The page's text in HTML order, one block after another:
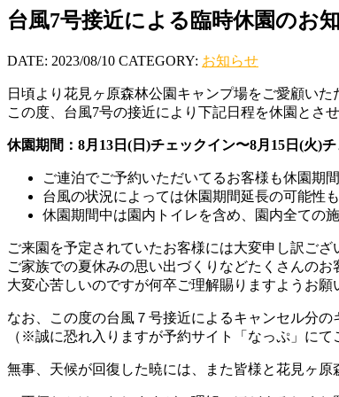
台風7号接近による臨時休園のお
DATE: 2023/08/10 CATEGORY: お知らせ
日頃より花見ヶ原森林公園キャンプ場をご愛顧いた
この度、台風7号の接近により下記日程を休園とさ
休園期間：8月13日(日)チェックイン〜8月15日(火)
ご連泊でご予約いただいてるお客様も休園期
台風の状況によっては休園期間延長の可能性も
休園期間中は園内トイレを含め、園内全ての
ご来園を予定されていたお客様には大変申し訳ご
ご家族での夏休みの思い出づくりなどたくさんの
大変心苦しいのですが何卒ご理解賜りますようお願
なお、この度の台風７号接近によるキャンセル分
（※誠に恐れ入りますが予約サイト「なっぷ」に
無事、天候が回復した暁には、また皆様と花見ヶ